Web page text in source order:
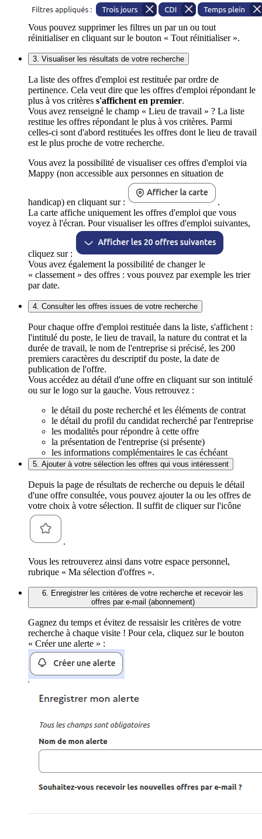
Vous pouvez supprimer les filtres un par un ou tout
réinitialiser en cliquant sur le bouton « Tout réinitialiser ».
3. Visualiser les résultats de votre recherche
La liste des offres d'emploi est restituée par ordre de
pertinence. Cela veut dire que les offres d'emploi répondant le
plus à vos critères s'affichent en premier.
Vous avez renseigné le champ « Lieu de travail » ? La liste
restitue les offres répondant le plus à vos critères. Parmi
celles-ci sont d'abord restituées les offres dont le lieu de travail
est le plus proche de votre recherche.
Vous avez la possibilité de visualiser ces offres d'emploi via
Mappy (non accessible aux personnes en situation de
handicap) en cliquant sur :
.
La carte affiche uniquement les offres d'emploi que vous
voyez à l'écran. Pour visualiser les offres d'emploi suivantes,
cliquez sur :
Vous avez également la possibilité de changer le
« classement » des offres : vous pouvez par exemple les trier
par date.
4. Consulter les offres issues de votre recherche
Pour chaque offre d'emploi restituée dans la liste, s'affichent :
l'intitulé du poste, le lieu de travail, la nature du contrat et la
durée de travail, le nom de l'entreprise si précisé, les 200
premiers caractères du descriptif du poste, la date de
publication de l'offre.
Vous accédez au détail d'une offre en cliquant sur son intitulé
ou sur le logo sur la gauche. Vous retrouvez :
le détail du poste recherché et les éléments de contrat
le détail du profil du candidat recherché par l'entreprise
les modalités pour répondre à cette offre
la présentation de l'entreprise (si présente)
les informations complémentaires le cas échéant
5. Ajouter à votre sélection les offres qui vous intéressent
Depuis la page de résultats de recherche ou depuis le détail
d'une offre consultée, vous pouvez ajouter la ou les offres de
votre choix à votre sélection. Il suffit de cliquer sur l'icône
.
Vous les retrouverez ainsi dans votre espace personnel,
rubrique « Ma sélection d'offres ».
6. Enregistrer les critères de votre recherche et recevoir les
offres par e-mail (abonnement)
Gagnez du temps et évitez de ressaisir les critères de votre
recherche à chaque visite ! Pour cela, cliquez sur le bouton
« Créer une alerte » :